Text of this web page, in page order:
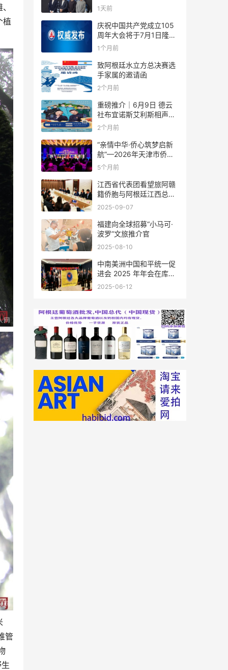
植
管
足协赞助商招待会！
1天前
庆祝中国共产党成立105
周年大会将于7月1日隆重
举行
1个月前
致阿根廷水立方总决赛选
手家属的邀请函
2个月前
重磅推介｜6月9日 德云
社布宜诺斯艾利斯相声专
场！国风曲艺邂逅南美风
结！
2个月前
“亲情中华·侨心筑梦启新
航”—2026年天津市侨界
新春联谊活动成功举办
5个月前
江西省代表团看望旅阿赣
籍侨胞与阿根廷江西总商
会座谈
2025-09-07
福建向全球招募“小马可·
波罗”文旅推介官
2025-08-10
中南美洲中国和平统一促
进会 2025 年年会在库拉
索圆满举行，共绘反“独”
2025-06-12